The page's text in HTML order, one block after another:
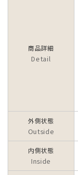
商品詳細
Detail
外側状態
Outside
内側状態
Inside